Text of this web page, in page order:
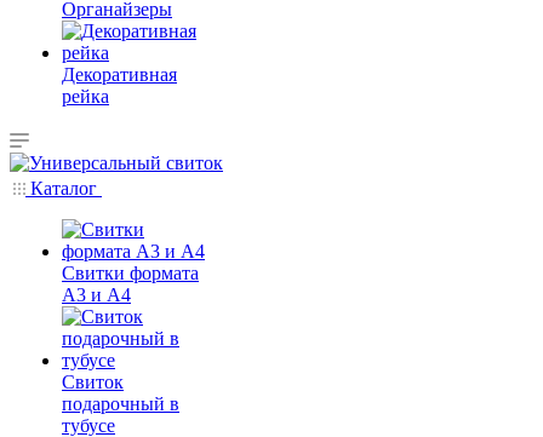
Органайзеры
Декоративная
рейка
Каталог
Свитки формата
А3 и А4
Свиток
подарочный в
тубусе